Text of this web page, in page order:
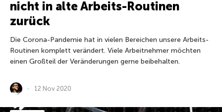
nicht in alte Arbeits-Routinen
zurück
Die Corona-Pandemie hat in vielen Bereichen unsere Arbeits-
Routinen komplett verändert. Viele Arbeitnehmer möchten
einen Großteil der Veränderungen gerne beibehalten.
12 Nov 2020